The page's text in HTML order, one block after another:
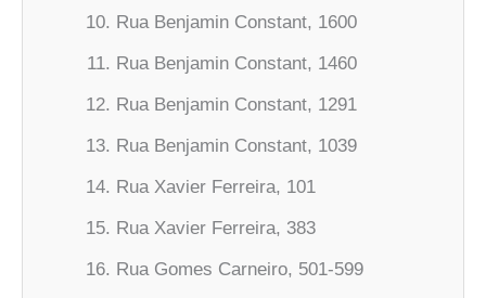
Rua Benjamin Constant, 1600
Rua Benjamin Constant, 1460
Rua Benjamin Constant, 1291
Rua Benjamin Constant, 1039
Rua Xavier Ferreira, 101
Rua Xavier Ferreira, 383
Rua Gomes Carneiro, 501-599